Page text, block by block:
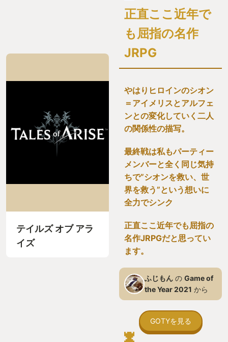
テイルズ オブ アラ
イズ
正直ここ近年で
も屈指の名作
JRPG
やはりヒロインのシオン
＝アイメリスとアルフェ
ンとの変化していく二人
の関係性の描写。
最終戦は私もパーティー
メンバーと全く同じ気持
ちで”シオンを救い、世
界を救う”という想いに
全力でシンク
正直ここ近年でも屈指の
名作JRPGだと思ってい
ます。
ふじもん の Game of
the Year 2021 から
GOTYを見る